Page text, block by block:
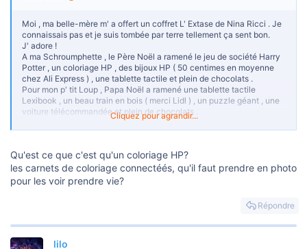
Moi , ma belle-mère m' a offert un coffret L' Extase de Nina Ricci . Je
connaissais pas et je suis tombée par terre tellement ça sent bon.
J' adore !
A ma Schroumphette , le Père Noël a ramené le jeu de société Harry
Potter , un coloriage HP , des bijoux HP ( 50 centimes en moyenne
chez Ali Express ) , une tablette tactile et plein de chocolats .
Pour mon p' tit Loup , Papa Noël a ramené une tablette tactile
Lexibook , un beau train en bois ( merci Lidl ) , un puzzle géant , une
voiture télécommandée et plein de chocolats .
Ma maison est un immense bordel mais je suis trop fatiguée pour
ranger.
Je crois à la magie de Noël , j' ai mis de côté mes soucis et passé un
bon moment en famille...
Cliquez pour agrandir...
Qu'est ce que c'est qu'un coloriage HP?
les carnets de coloriage connectéés, qu'il faut prendre en photo
pour les voir prendre vie?
Répondre
lilo